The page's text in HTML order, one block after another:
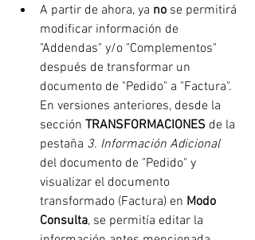
A partir de ahora, ya no se permitirá
modificar información de
"Addendas" y/o "Complementos"
después de transformar un
documento de "Pedido" a "Factura".
En versiones anteriores, desde la
sección TRANSFORMACIONES de la
pestaña 3. Información Adicional
del documento de "Pedido" y
visualizar el documento
transformado (Factura) en Modo
Consulta, se permitía editar la